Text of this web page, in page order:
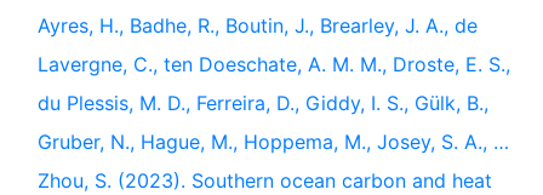
Ayres, H., Badhe, R., Boutin, J., Brearley, J. A., de
Lavergne, C., ten Doeschate, A. M. M., Droste, E. S.,
du Plessis, M. D., Ferreira, D., Giddy, I. S., Gülk, B.,
Gruber, N., Hague, M., Hoppema, M., Josey, S. A., …
Zhou, S. (2023). Southern ocean carbon and heat